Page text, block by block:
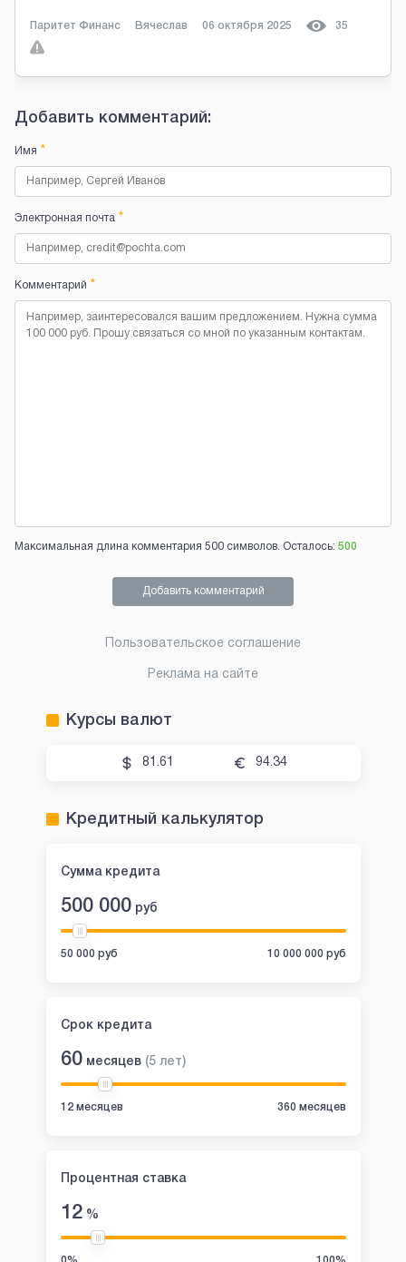
Паритет Финанс Вячеслав 06 октября 2025 35
Добавить комментарий:
Имя *
Электронная почта *
Комментарий *
Максимальная длина комментария 500 символов. Осталось: 500
Добавить комментарий
Пользовательское соглашение
Реклама на сайте
Курсы валют
81.61 94.34
Кредитный калькулятор
Сумма кредита
500 000 руб
50 000 руб 10 000 000 руб
Срок кредита
60 месяцев (5 лет)
12 месяцев 360 месяцев
Процентная ставка
12%